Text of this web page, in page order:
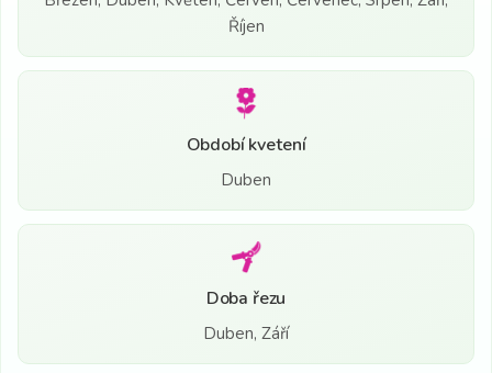
Říjen
Období kvetení
Duben
Doba řezu
Duben, Září